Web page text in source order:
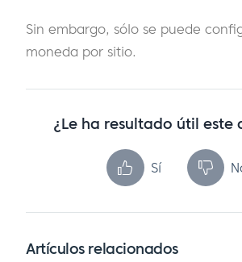
Sin embargo, sólo se puede
moneda por sitio.
¿Le ha resultado útil este
Sí
Artículos relacionados